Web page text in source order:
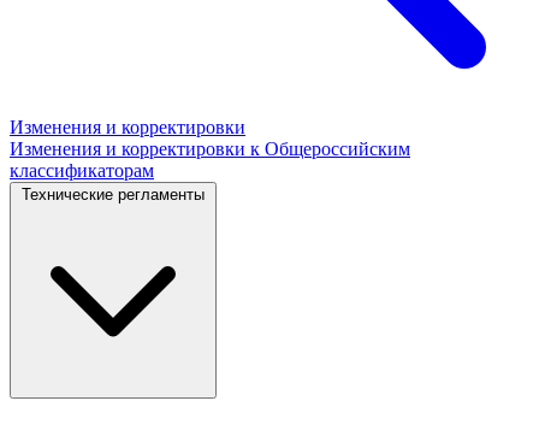
Изменения и корректировки
Изменения и корректировки к Общероссийским
классификаторам
Технические регламенты